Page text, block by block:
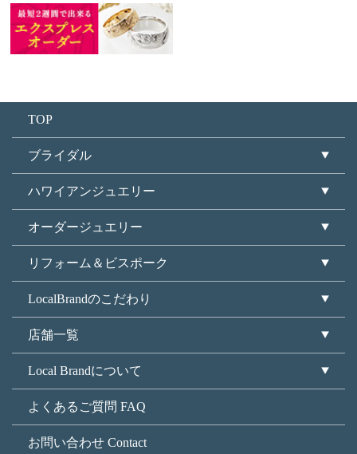
TOP
ブライダル
ハワイアンジュエリー
オーダージュエリー
リフォーム＆ビスポーク
LocalBrandのこだわり
店舗一覧
Local Brandについて
よくあるご質問 FAQ
お問い合わせ Contact